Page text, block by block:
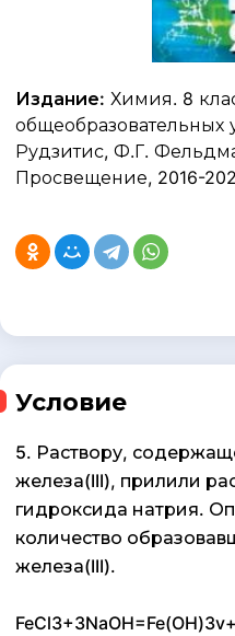
Издание: Химия. 8
Рудзитис, Ф.Г.
Просвещение, 2016-
Условие
5. Раствору,
железа(III), прилили
гидроксида натрия.
количество
железа(III).